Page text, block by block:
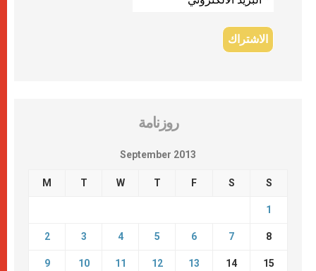
روزنامة
September 2013
M T W T F S S
1
2 3 4 5 6 7 8
9 10 11 12 13 14 15